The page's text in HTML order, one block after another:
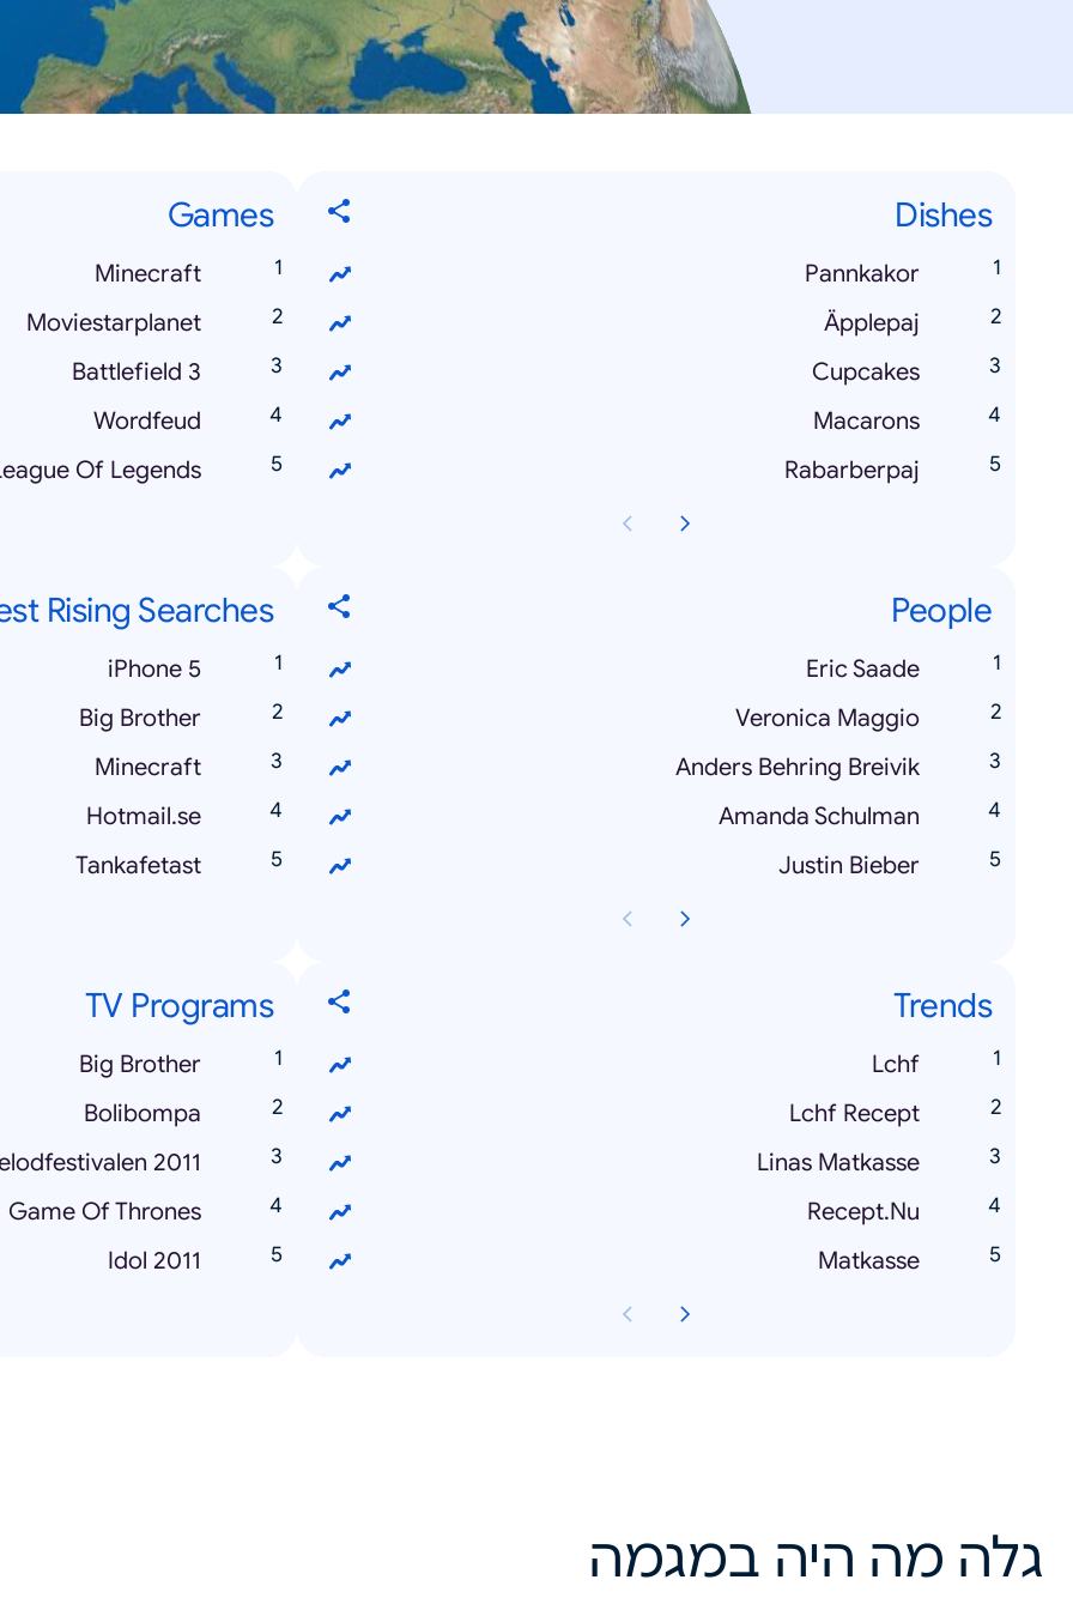
Dishes
Pannkakor
Äpplepaj
Cupcakes
Macarons
Rabarberpaj
Games
Minecraft
Moviestarplanet
Battlefield 3
Wordfeud
Of Legends
People
Eric Saade
Veronica Maggio
Anders Behring Breivik
Amanda Schulman
Justin Bieber
Rising Searches
iPhone 5
Big Brother
Minecraft
Hotmail.se
Tankafetast
Trends
Lchf
Lchf Recept
Linas Matkasse
Recept.Nu
Matkasse
TV Programs
Big Brother
Bolibompa
2011
Game Of Thrones
Idol 2011
גלה מה היה במגמה